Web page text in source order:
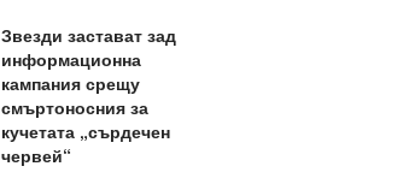
Звезди застават зад
информационна
кампания срещу
смъртоносния за
кучетата „сърдечен
червей“